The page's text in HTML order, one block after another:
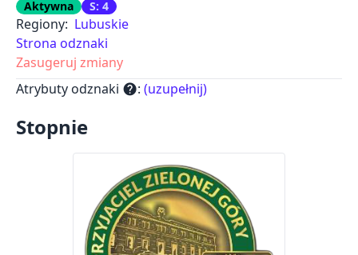
Aktywna S: 4
Regiony: Lubuskie
Strona odznaki
Zasugeruj zmiany
Atrybuty odznaki help: (uzupełnij)
Stopnie